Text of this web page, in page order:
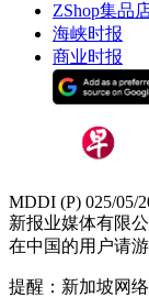
ZShop集品
海峡时报
商业时报
MDDI (P) 025/05/
新报业媒体有限
在中国的用户请
提醒：新加坡网